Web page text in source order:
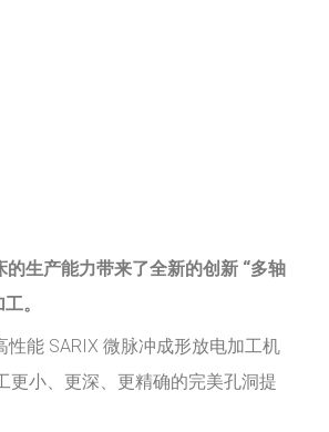
的生产能力带来了全新的创新 “多轴
。
性能 SARIX 微脉冲成形放电加工机
更小、更深、更精确的完美孔洞提